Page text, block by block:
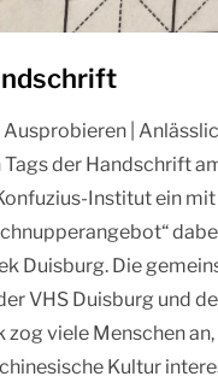
|
der Handschrift
Institut ein mit
Duisburg. Die
VHS Duisburg und
viele Menschen
Kultur